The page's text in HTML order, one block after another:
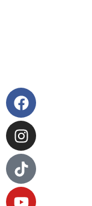
Facebook
Instagram
Tiktok
Youtube
Pinterest